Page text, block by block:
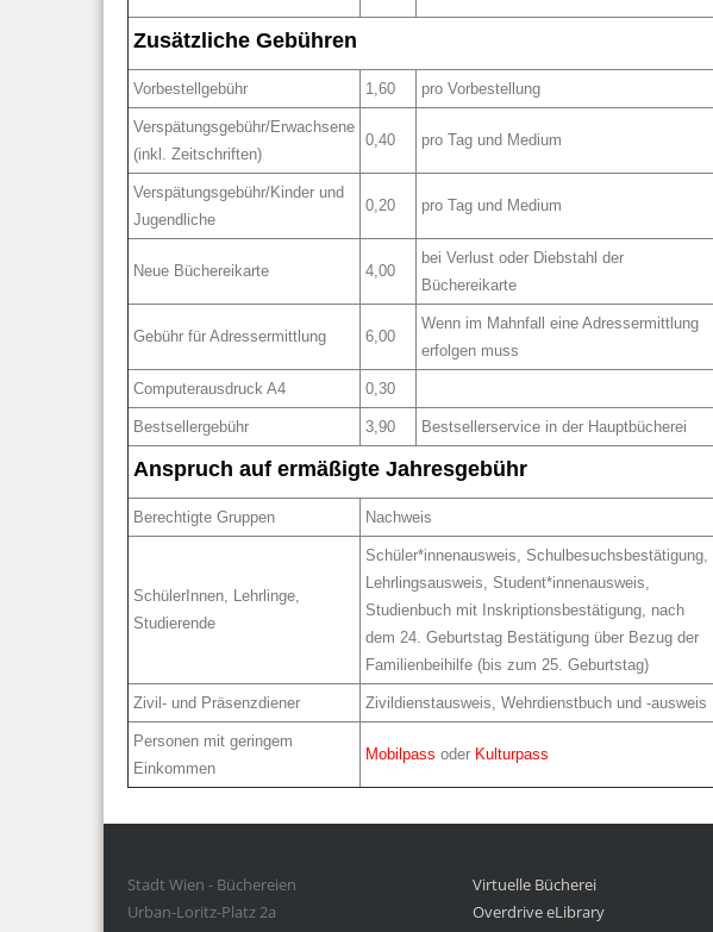
Zusätzliche Gebühren
Vorbestellgebühr 1,60 pro Vorbestellung
Verspätungsgebühr/Erwachsene
(inkl. Zeitschriften)
0,40 pro Tag und Medium
Verspätungsgebühr/Kinder und
Jugendliche
0,20 pro Tag und Medium
Neue Büchereikarte 4,00
bei Verlust oder Diebstahl der
Büchereikarte
Gebühr für Adressermittlung 6,00
Wenn im Mahnfall eine Adressermittlung
erfolgen muss
Computerausdruck A4 0,30
Bestsellergebühr 3,90 Bestsellerservice in der Hauptbücherei
Anspruch auf ermäßigte Jahresgebühr
Berechtigte Gruppen Nachweis
SchülerInnen, Lehrlinge,
Studierende
Schüler*innenausweis, Schulbesuchsbestätigung,
Lehrlingsausweis, Student*innenausweis,
Studienbuch mit Inskriptionsbestätigung, nach
dem 24. Geburtstag Bestätigung über Bezug der
Familienbeihilfe (bis zum 25. Geburtstag)
Zivil- und Präsenzdiener Zivildienstausweis, Wehrdienstbuch und -ausweis
Personen mit geringem
Einkommen
Mobilpass oder Kulturpass
Stadt Wien - Büchereien
Urban-Loritz-Platz 2a
Virtuelle Bücherei
Overdrive eLibrary